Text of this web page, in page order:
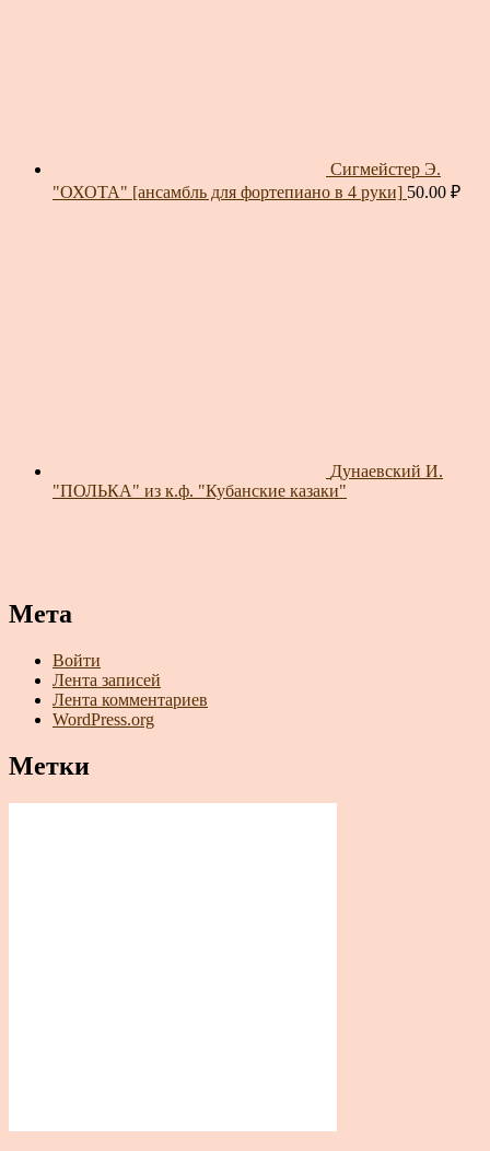
Сигмейстер Э.
"ОХОТА" [ансамбль для фортепиано в 4 руки] 50.00 ₽
Дунаевский И.
"ПОЛЬКА" из к.ф. "Кубанские казаки"
Мета
Войти
Лента записей
Лента комментариев
WordPress.org
Метки